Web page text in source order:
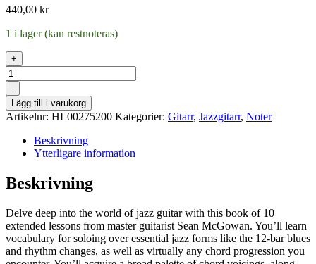
440,00 kr
1 i lager (kan restnoteras)
+
Antal
-
Lägg till i varukorg
Artikelnr: HL00275200 Kategorier: Gitarr, Jazzgitarr, Noter
Beskrivning
Ytterligare information
Beskrivning
Delve deep into the world of jazz guitar with this book of 10
extended lessons from master guitarist Sean McGowan. You’ll learn
vocabulary for soloing over essential jazz forms like the 12-bar blues
and rhythm changes, as well as virtually any chord progression you